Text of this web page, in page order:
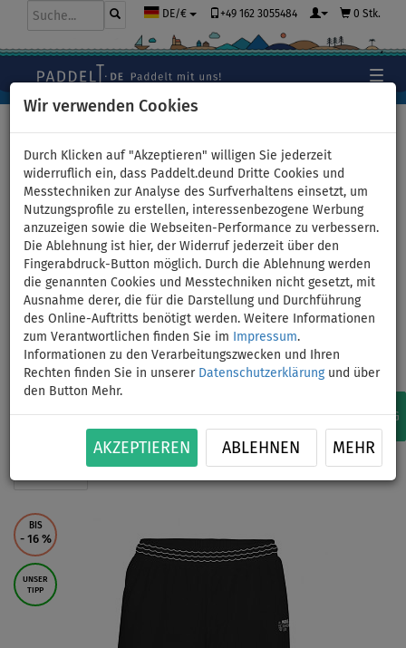
Wir verwenden Cookies
Durch Klicken auf "Akzeptieren" willigen Sie jederzeit
widerruflich ein, dass Paddelt.deund Dritte Cookies und
Messtechniken zur Analyse des Surfverhaltens einsetzt, um
Nutzungsprofile zu erstellen, interessenbezogene Werbung
anzuzeigen sowie die Webseiten-Performance zu verbessern.
Die Ablehnung ist hier, der Widerruf jederzeit über den
Fingerabdruck-Button möglich. Durch die Ablehnung werden
die genannten Cookies und Messtechniken nicht gesetzt, mit
Ausnahme derer, die für die Darstellung und Durchführung
des Online-Auftritts benötigt werden. Weitere Informationen
zum Verantwortlichen finden Sie im
Impressum.
Informationen zu den Verarbeitungszwecken und Ihren
Rechten finden Sie in unserer Datenschutzerklärungund über
den Button Mehr.
AKZEPTIEREN ABLEHNEN MEHR
DE/€ +49 162 3055484 0 Stk.
Damen Shorts fürs Wasser
AUF LAGER ZUR VORBESTELLUNG
BIS
- 16 %
UNSER
TIPP